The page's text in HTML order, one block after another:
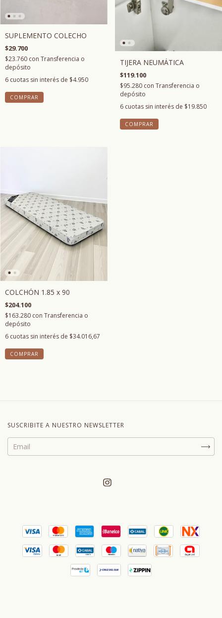
SUPLEMENTO COLECHO
$29.700
$23.760 con Transferencia o
depósito
6 cuotas sin interés de $4.950
COMPRAR
TIJERA NEUMÁTICA
$119.100
$95.280 con Transferencia o
depósito
6 cuotas sin interés de $19.850
COMPRAR
COLCHÓN 1.85 x 90
$204.100
$163.280 con Transferencia o
depósito
6 cuotas sin interés de $34.016,67
COMPRAR
SUSCRIBITE A NUESTRO NEWSLETTER